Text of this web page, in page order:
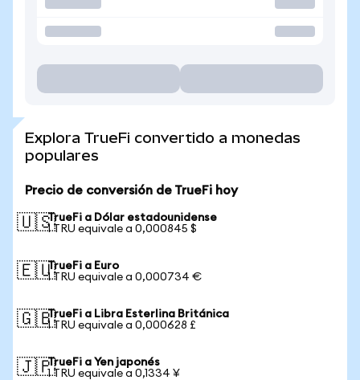
Explora TrueFi convertido a monedas
populares
Precio de conversión de TrueFi hoy
🇺🇸TrueFi a Dólar estadounidense
1 TRU equivale a 0,000845 $
🇪🇺TrueFi a Euro
1 TRU equivale a 0,000734 €
🇬🇧TrueFi a Libra Esterlina Británica
1 TRU equivale a 0,000628 £
🇯🇵TrueFi a Yen japonés
1 TRU equivale a 0,1334 ¥